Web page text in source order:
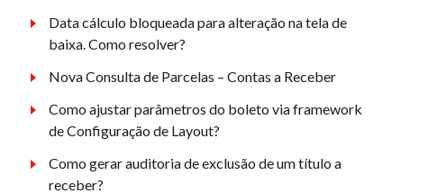
Data cálculo bloqueada para alteração na tela de
baixa. Como resolver?
Nova Consulta de Parcelas – Contas a Receber
Como ajustar parâmetros do boleto via framework
de Configuração de Layout?
Como gerar auditoria de exclusão de um título a
receber?